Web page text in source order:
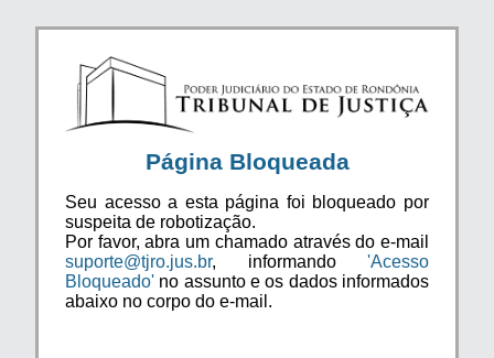
Página Bloqueada
Seu acesso a esta página foi bloqueado por
suspeita de robotização.
Por favor, abra um chamado através do e-mail
suporte@tjro.jus.br, informando 'Acesso
Bloqueado' no assunto e os dados informados
abaixo no corpo do e-mail.